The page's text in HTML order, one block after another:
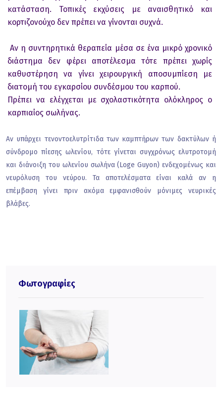
Φωτογραφίες
κατάσταση. Τοπικές εκχύσεις με αναισθητικό και
κορτιζονούχο δεν πρέπει να γίνονται συχνά.
Αν η συντηρητικά θεραπεία μέσα σε ένα μικρό χρονικό
διάστημα δεν φέρει αποτέλεσμα τότε πρέπει χωρίς
καθυστέρηση να γίνει χειρουργική αποσυμπίεση με
διατομή του εγκαρσίου συνδέσμου του καρπού.
Πρέπει να ελέγχεται με σχολαστικότητα ολόκληρος ο
καρπιαίος σωλήνας.
Αν υπάρχει τενοντοελυτρίτιδα των καμπτήρων των δακτύλων ή
σύνδρομο πίεσης ωλενίου, τότε γίνεται συγχρόνως ελυτροτομή
και διάνοιξη του ωλενίου σωλήνα (Loge Guyon) ενδεχομένως και
νευρόλυση του νεύρου. Τα αποτελέσματα είναι καλά αν η
επέμβαση γίνει πριν ακόμα εμφανισθούν μόνιμες νευρικές
βλάβες.